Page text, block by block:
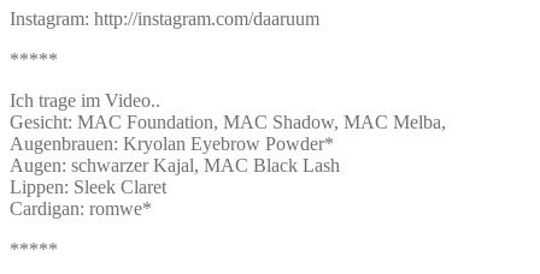
Instagram: http://instagram.com/daaruum
*****
Ich trage im Video..
Gesicht: MAC Foundation, MAC Shadow, MAC Melba,
Augenbrauen: Kryolan Eyebrow Powder*
Augen: schwarzer Kajal, MAC Black Lash
Lippen: Sleek Claret
Cardigan: romwe*
*****